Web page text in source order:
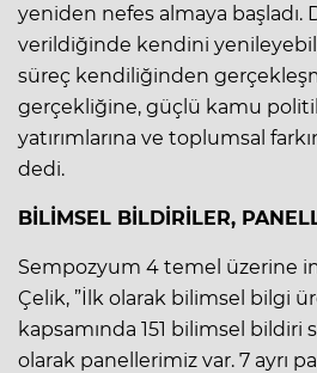
yeniden nefes almaya başladı.
verildiğinde kendini
süreç kendiliğinden
gerçekliğine, güçlü kamu
yatırımlarına ve toplumsal
dedi.
BİLİMSEL BİLDİRİLER,
Sempozyum 4 temel üzerine
Çelik, ”İlk olarak bilimsel bilgi
kapsamında 151 bilimsel bildiri
olarak panellerimiz var. 7 ayrı